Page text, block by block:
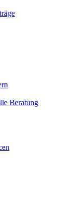
Beratung